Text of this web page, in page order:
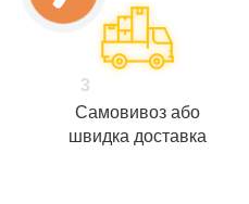
3
Самовивоз або
швидка доставка